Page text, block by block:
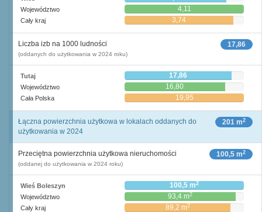
Województwo 4,11
Cały kraj 3,74
17,86
Liczba izb na 1000 ludności
(oddanych do użytkowania w 2024 roku)
Tutaj 17,86
Województwo 16,80
Cała Polska 19,95
201 m2
Łączna powierzchnia użytkowa w lokalach oddanych do
użytkowania w 2024
100,5 m2
Przeciętna powierzchnia użytkowa nieruchomości
(oddanej do użytkowania w 2024 roku)
Wieś Boleszyn 100,5 m2
Województwo 93,4 m2
Cały kraj 89,2 m2